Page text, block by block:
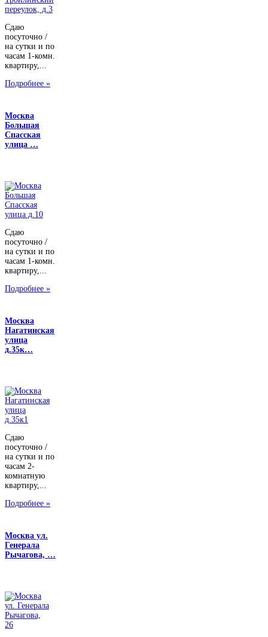
Сдаю
посуточно /
на сутки и по
часам 1-комн.
квартиру,...
Подробнее »
Москва
Большая
Спасская
улица …
Сдаю
посуточно /
на сутки и по
часам 1-комн.
квартиру,...
Подробнее »
Москва
Нагатинская
улица
д.35к…
Сдаю
посуточно /
на сутки и по
часам 2-
комнатную
квартиру,...
Подробнее »
Москва ул.
Генерала
Рычагова, …